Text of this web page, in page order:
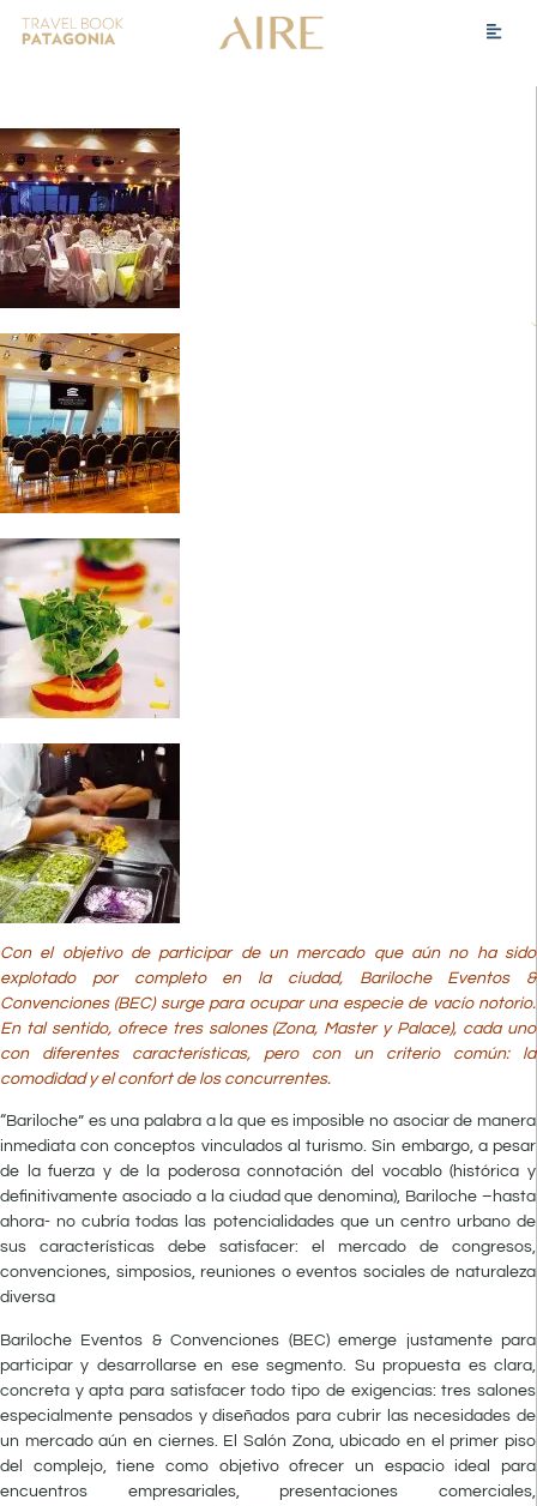
Con el objetivo de participar de un mercado que aún no ha sido
explotado por completo en la ciudad, Bariloche Eventos &
Convenciones (BEC) surge para ocupar una especie de vacío notorio.
En tal sentido, ofrece tres salones (Zona, Master y Palace), cada uno
con diferentes características, pero con un criterio común: la
comodidad y el confort de los concurrentes.
“Bariloche” es una palabra a la que es imposible no asociar de manera
inmediata con conceptos vinculados al turismo. Sin embargo, a pesar
de la fuerza y de la poderosa connotación del vocablo (histórica y
definitivamente asociado a la ciudad que denomina), Bariloche –hasta
ahora- no cubría todas las potencialidades que un centro urbano de
sus características debe satisfacer: el mercado de congresos,
convenciones, simposios, reuniones o eventos sociales de naturaleza
diversa
Bariloche Eventos & Convenciones (BEC) emerge justamente para
participar y desarrollarse en ese segmento. Su propuesta es clara,
concreta y apta para satisfacer todo tipo de exigencias: tres salones
especialmente pensados y diseñados para cubrir las necesidades de
un mercado aún en ciernes. El Salón Zona, ubicado en el primer piso
del complejo, tiene como objetivo ofrecer un espacio ideal para
encuentros empresariales, presentaciones comerciales,